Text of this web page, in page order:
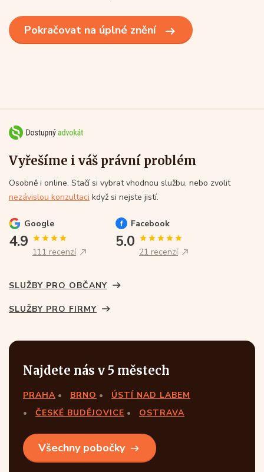
Pokračovat na úplné znění
Vyřešíme i váš právní problém
Osobně i online. Stačí si vybrat vhodnou službu, nebo zvolit
nezávislou konzultaci když si nejste jistí.
Google
4.9
111 recenzí
Facebook
5.0
21 recenzí
SLUŽBY PRO OBČANY
SLUŽBY PRO FIRMY
Najdete nás v 5 městech
PRAHA BRNO
ÚSTÍ NAD LABEM
ČESKÉ BUDĚJOVICE
OSTRAVA
Všechny pobočky